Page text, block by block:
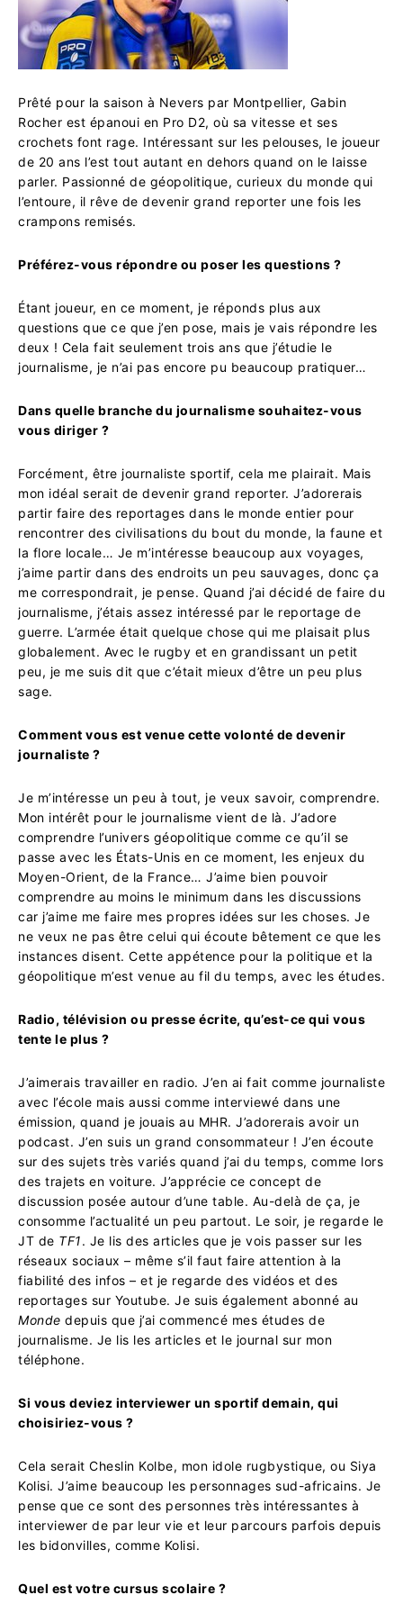
Prêté pour la saison à Nevers par Montpellier, Gabin
Rocher est épanoui en Pro D2, où sa vitesse et ses
crochets font rage. Intéressant sur les pelouses, le joueur
de 20 ans l’est tout autant en dehors quand on le laisse
parler. Passionné de géopolitique, curieux du monde qui
l’entoure, il rêve de devenir grand reporter une fois les
crampons remisés.
Préférez-vous répondre ou poser les questions ?
Étant joueur, en ce moment, je réponds plus aux
questions que ce que j’en pose, mais je vais répondre les
deux ! Cela fait seulement trois ans que j’étudie le
journalisme, je n’ai pas encore pu beaucoup pratiquer…
Dans quelle branche du journalisme souhaitez-vous
vous diriger ?
Forcément, être journaliste sportif, cela me plairait. Mais
mon idéal serait de devenir grand reporter. J’adorerais
partir faire des reportages dans le monde entier pour
rencontrer des civilisations du bout du monde, la faune et
la flore locale… Je m’intéresse beaucoup aux voyages,
j’aime partir dans des endroits un peu sauvages, donc ça
me correspondrait, je pense. Quand j’ai décidé de faire du
journalisme, j’étais assez intéressé par le reportage de
guerre. L’armée était quelque chose qui me plaisait plus
globalement. Avec le rugby et en grandissant un petit
peu, je me suis dit que c’était mieux d’être un peu plus
sage.
Comment vous est venue cette volonté de devenir
journaliste ?
Je m’intéresse un peu à tout, je veux savoir, comprendre.
Mon intérêt pour le journalisme vient de là. J’adore
comprendre l’univers géopolitique comme ce qu’il se
passe avec les États-Unis en ce moment, les enjeux du
Moyen-Orient, de la France… J’aime bien pouvoir
comprendre au moins le minimum dans les discussions
car j’aime me faire mes propres idées sur les choses. Je
ne veux ne pas être celui qui écoute bêtement ce que les
instances disent. Cette appétence pour la politique et la
géopolitique m’est venue au fil du temps, avec les études.
Radio, télévision ou presse écrite, qu’est-ce qui vous
tente le plus ?
J’aimerais travailler en radio. J’en ai fait comme journaliste
avec l’école mais aussi comme interviewé dans une
émission, quand je jouais au MHR. J’adorerais avoir un
podcast. J’en suis un grand consommateur ! J’en écoute
sur des sujets très variés quand j’ai du temps, comme lors
des trajets en voiture. J’apprécie ce concept de
discussion posée autour d’une table. Au-delà de ça, je
consomme l’actualité un peu partout. Le soir, je regarde le
JT de TF1. Je lis des articles que je vois passer sur les
réseaux sociaux – même s’il faut faire attention à la
fiabilité des infos – et je regarde des vidéos et des
reportages sur Youtube. Je suis également abonné au
Monde depuis que j’ai commencé mes études de
journalisme. Je lis les articles et le journal sur mon
téléphone.
Si vous deviez interviewer un sportif demain, qui
choisiriez-vous ?
Cela serait Cheslin Kolbe, mon idole rugbystique, ou Siya
Kolisi. J’aime beaucoup les personnages sud-africains. Je
pense que ce sont des personnes très intéressantes à
interviewer de par leur vie et leur parcours parfois depuis
les bidonvilles, comme Kolisi.
Quel est votre cursus scolaire ?